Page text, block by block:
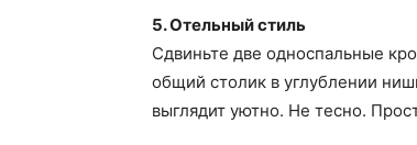
5. Отельный стиль
Сдвиньте две односпальные
общий столик в углублении
выглядит уютно. Не тесно.